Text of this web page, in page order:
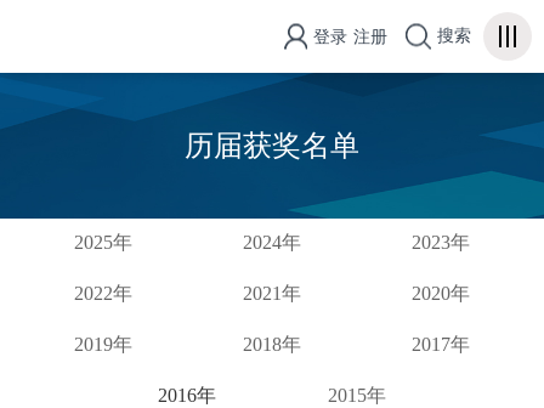
登录 注册 搜索
历届获奖名单
2025年 2024年 2023年
2022年 2021年 2020年
2019年 2018年 2017年
2016年 2015年